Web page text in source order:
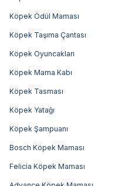
Köpek Ödül Maması
Köpek Taşıma Çantası
Köpek Oyuncakları
Köpek Mama Kabı
Köpek Tasması
Köpek Yatağı
Köpek Şampuanı
Bosch Köpek Maması
Felicia Köpek Maması